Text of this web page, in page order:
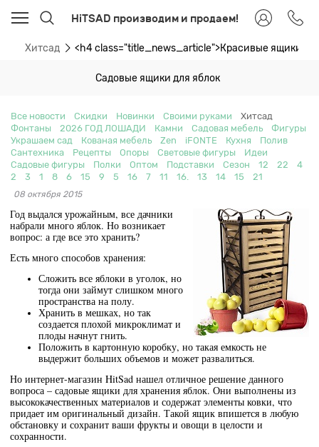
HiTSAD производим и продаем!
Хитсад <h4 class="title_news_article">Красивые ящики
Садовые ящики для яблок
Все новости Скидки Новинки Своими руками
Хитсад
Фонтаны
2026 ГОД ЛОШАДИ Камни Садовая мебель
Фигуры
Украшаем сад
Кованая мебель Zen iFONTE Кухня
Полив
Сантехника
Рецепты Опоры Световые фигуры
Идеи
Садовые фигуры
Полки Оптом Подставки Сезон 12 22
4
2
3 1 8 6 15 9 5 16 7 11 16. 13 14 15 21
08 октября 2015
Год выдался урожайным, все дачники
набрали много яблок. Но возникает
вопрос: а где все это хранить?
Есть много способов хранения:
Сложить все яблоки в уголок, но
тогда они займут слишком много
пространства на полу.
Хранить в мешках, но так
создается плохой микроклимат и
плоды начнут гнить.
Положить в картонную коробку, но такая емкость не
выдержит больших объемов и может развалиться.
Но интернет-магазин HitSad нашел отличное решение данного
вопроса – садовые ящики для хранения яблок. Они выполнены из
высококачественных материалов и содержат элементы ковки, что
придает им оригинальный дизайн. Такой ящик впишется в любую
обстановку и сохранит ваши фрукты и овощи в целости и
сохранности.